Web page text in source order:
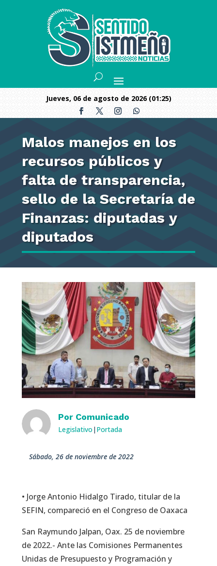
jueves, 06 de agosto de 2026 (01:25)
Malos manejos en los
recursos públicos y
falta de transparencia,
sello de la Secretaría de
Finanzas: diputadas y
diputados
Por Comunicado
Legislativo | Portada
sábado, 26 de noviembre de 2022
• Jorge Antonio Hidalgo Tirado, titular de la
SEFIN, compareció en el Congreso de Oaxaca
San Raymundo Jalpan, Oax. 25 de noviembre
de 2022.- Ante las Comisiones Permanentes
Unidas de Presupuesto y Programación y